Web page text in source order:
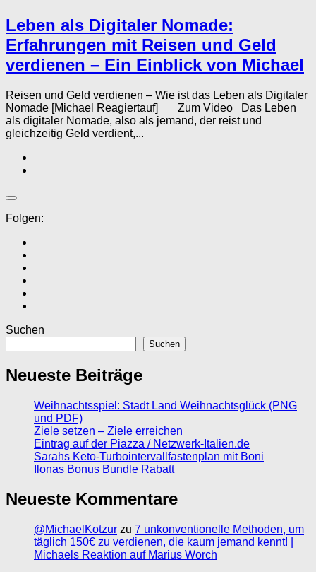
Leben als Digitaler Nomade:
Erfahrungen mit Reisen und Geld
verdienen – Ein Einblick von Michael
Reisen und Geld verdienen – Wie ist das Leben als Digitaler
Nomade [Michael Reagiertauf] Zum Video Das Leben
als digitaler Nomade, also als jemand, der reist und
gleichzeitig Geld verdient,...
Folgen:
Suchen
Suchen
Neueste Beiträge
Weihnachtsspiel: Stadt Land Weihnachtsglück (PNG
und PDF)
Ziele setzen – Ziele erreichen
Eintrag auf der Piazza / Netzwerk-Italien.de
Sarahs Keto-Turbointervallfastenplan mit Boni
Ilonas Bonus Bundle Rabatt
Neueste Kommentare
@MichaelKotzur zu 7 unkonventionelle Methoden, um
täglich 150€ zu verdienen, die kaum jemand kennt! |
Michaels Reaktion auf Marius Worch